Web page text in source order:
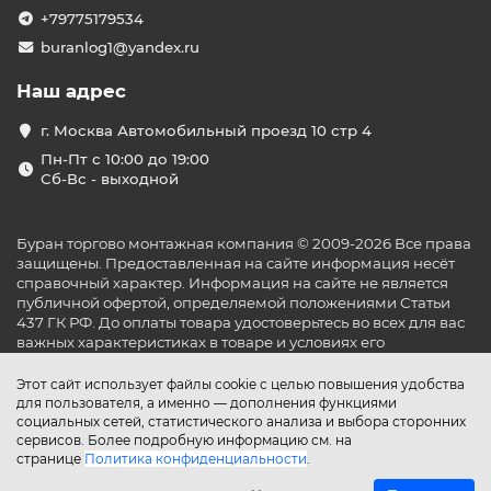
Настенные модели
пространства балкона.
равномерно распределяют тепло по всей
Современные технологии и
функциональность
Терморегуляторы для поддержания оптимальной
температуры.
Защита от перегрева и влаги, обеспечивающая
безопасность эксплуатации.
Энергоэффективность, позволяющая снизить
Преимущества покупки в
«Буран Климат»
Широкий ассортимент сертифицированной
продукции от ведущих производителей.
Этот сайт использует файлы cookie с целью повышения удобства
для пользователя, а именно — дополнения функциями
социальных сетей, статистического анализа и выбора сторонних
сервисов. Более подробную информацию см. на
странице Политика конфиденциальности.
+79775179534
buranlog1@yandex.ru
Наш адрес
г. Москва Автомобильный проезд 10 стр 4
Пн-Пт с 10:00 до 19:00
Сб-Вс - выходной
Буран торгово монтажная компания © 2009-2026 Все права
защищены. Предоставленная на сайте информация несёт
справочный характер. Информация на сайте не является
публичной офертой, определяемой положениями Статьи
437 ГК РФ. До оплаты товара удостоверьтесь во всех для вас
важных характеристиках в товаре и условиях его